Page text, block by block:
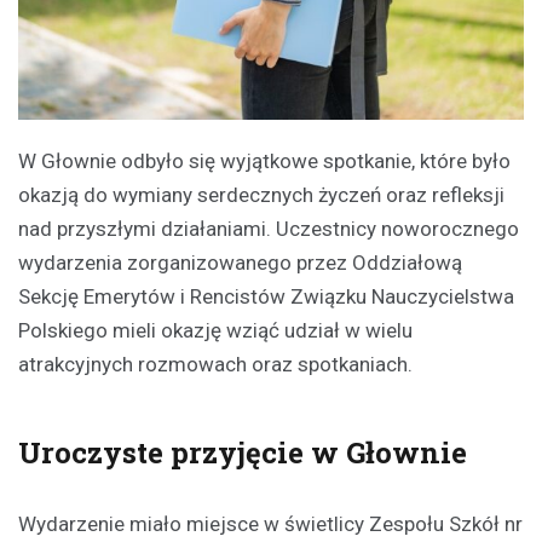
W Głownie odbyło się wyjątkowe spotkanie, które było
okazją do wymiany serdecznych życzeń oraz refleksji
nad przyszłymi działaniami. Uczestnicy noworocznego
wydarzenia zorganizowanego przez Oddziałową
Sekcję Emerytów i Rencistów Związku Nauczycielstwa
Polskiego mieli okazję wziąć udział w wielu
atrakcyjnych rozmowach oraz spotkaniach.
Uroczyste przyjęcie w Głownie
Wydarzenie miało miejsce w świetlicy Zespołu Szkół nr